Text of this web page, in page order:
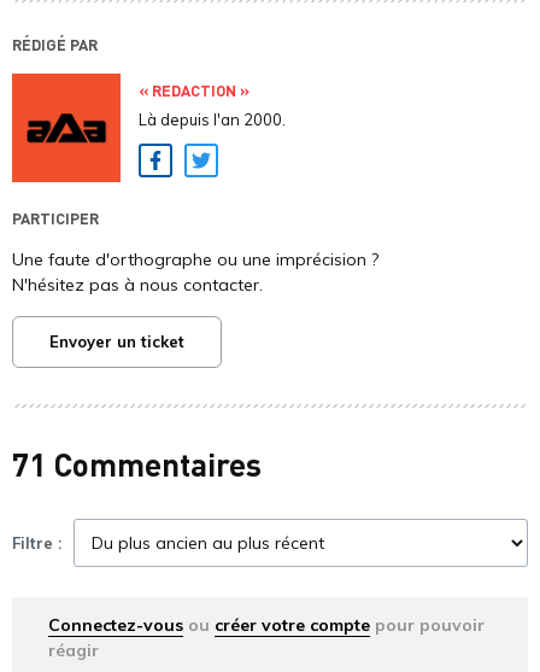
RÉDIGÉ PAR
« REDACTION »
Là depuis l'an 2000.
Facebook
Twitter
PARTICIPER
Une faute d'orthographe ou une imprécision ?
N'hésitez pas à nous contacter.
Envoyer un ticket
71 Commentaires
Filtre :
Connectez-vous ou créer votre compte pour pouvoir
réagir